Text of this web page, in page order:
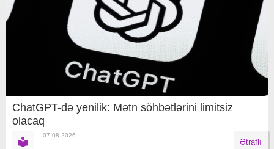
ChatGPT-də yenilik: Mətn söhbətlərini limitsiz
olacaq
07.08.2026
Ətraflı